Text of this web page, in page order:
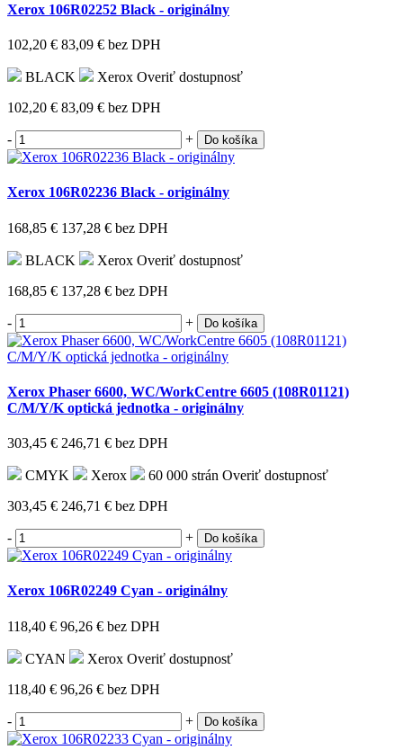
Xerox 106R02252 Black - originálny
102,20 € 83,09 € bez DPH
BLACK Xerox Overiť dostupnosť
102,20 € 83,09 € bez DPH
- + Do košíka
Xerox 106R02236 Black - originálny
168,85 € 137,28 € bez DPH
BLACK Xerox Overiť dostupnosť
168,85 € 137,28 € bez DPH
- + Do košíka
Xerox Phaser 6600, WC/WorkCentre 6605 (108R01121)
C/M/Y/K optická jednotka - originálny
303,45 € 246,71 € bez DPH
CMYK Xerox 60 000 strán Overiť dostupnosť
303,45 € 246,71 € bez DPH
- + Do košíka
Xerox 106R02249 Cyan - originálny
118,40 € 96,26 € bez DPH
CYAN Xerox Overiť dostupnosť
118,40 € 96,26 € bez DPH
- + Do košíka